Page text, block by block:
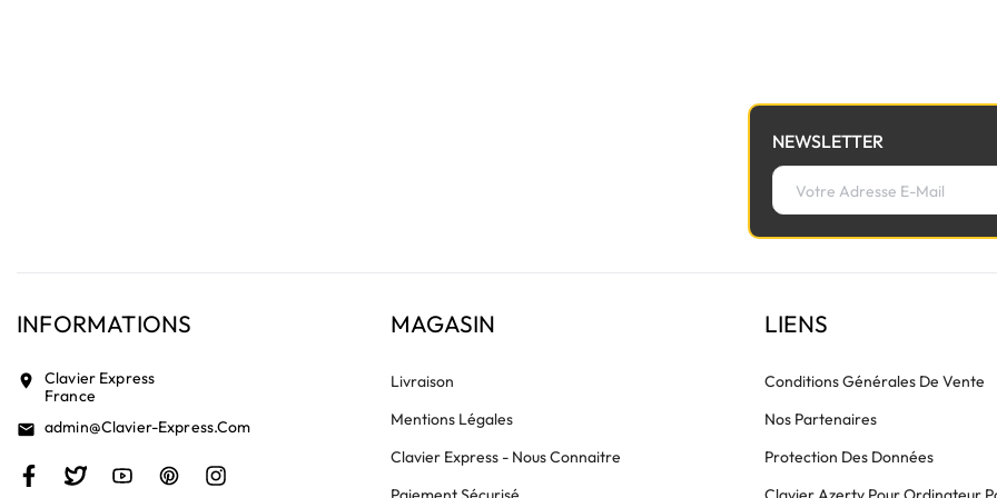
NEWSLETTER
INFORMATIONS
location_on
Clavier Express
France
email Admin@clavier-Express.com
MAGASIN
Livraison
Mentions Légales
Clavier Express - Nous Connaitre
LIENS
Conditions Générales De Vente
Nos Partenaires
Protection Des Données